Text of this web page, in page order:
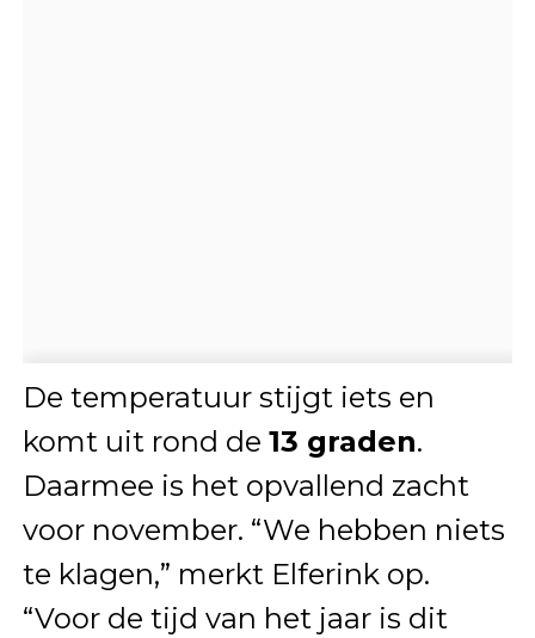
De temperatuur stijgt iets en
komt uit rond de 13 graden.
Daarmee is het opvallend zacht
voor november. “We hebben niets
te klagen,” merkt Elferink op.
“Voor de tijd van het jaar is dit